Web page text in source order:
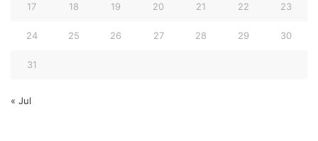
17 18 19 20 21 22 23
24 25 26 27 28 29 30
31
« Jul